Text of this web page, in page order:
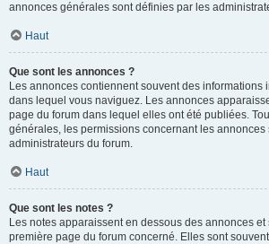
annonces générales sont définies par les
Haut
Que sont les annonces ?
Les annonces contiennent souvent des informations
dans lequel vous naviguez. Les annonces
page du forum dans lequel elles ont été publiées.
générales, les permissions concernant les annonces
administrateurs du forum.
Haut
Que sont les notes ?
Les notes apparaissent en dessous des annonces
première page du forum concerné. Elles sont